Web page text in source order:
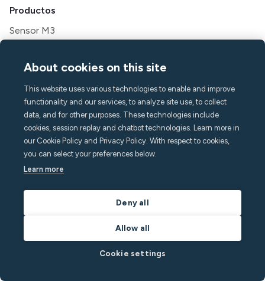
Productos
Sensor M3
Kit de montaje cableado
Tareas
Mensajería
Aplicación para invitados
Características
Monitorización del ruido
Detección de multitudes
Alarma doméstica
Detección de tabaquismo
Clima interior
About cookies on this site
This website uses various technologies to enable and improve
functionality and our services, to analyze site use, to collect
data, and for other purposes. These technologies include
cookies, session replay and chatbot technologies. Learn more in
our Cookie Policy and Privacy Policy. With respect to cookies,
you can select your preferences below.
Learn more
Deny all
Allow all
Cookie settings